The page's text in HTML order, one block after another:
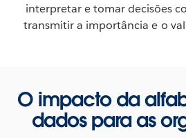
interpretar e tomar decisões
transmitir a importância e o
O impacto da
dados para as